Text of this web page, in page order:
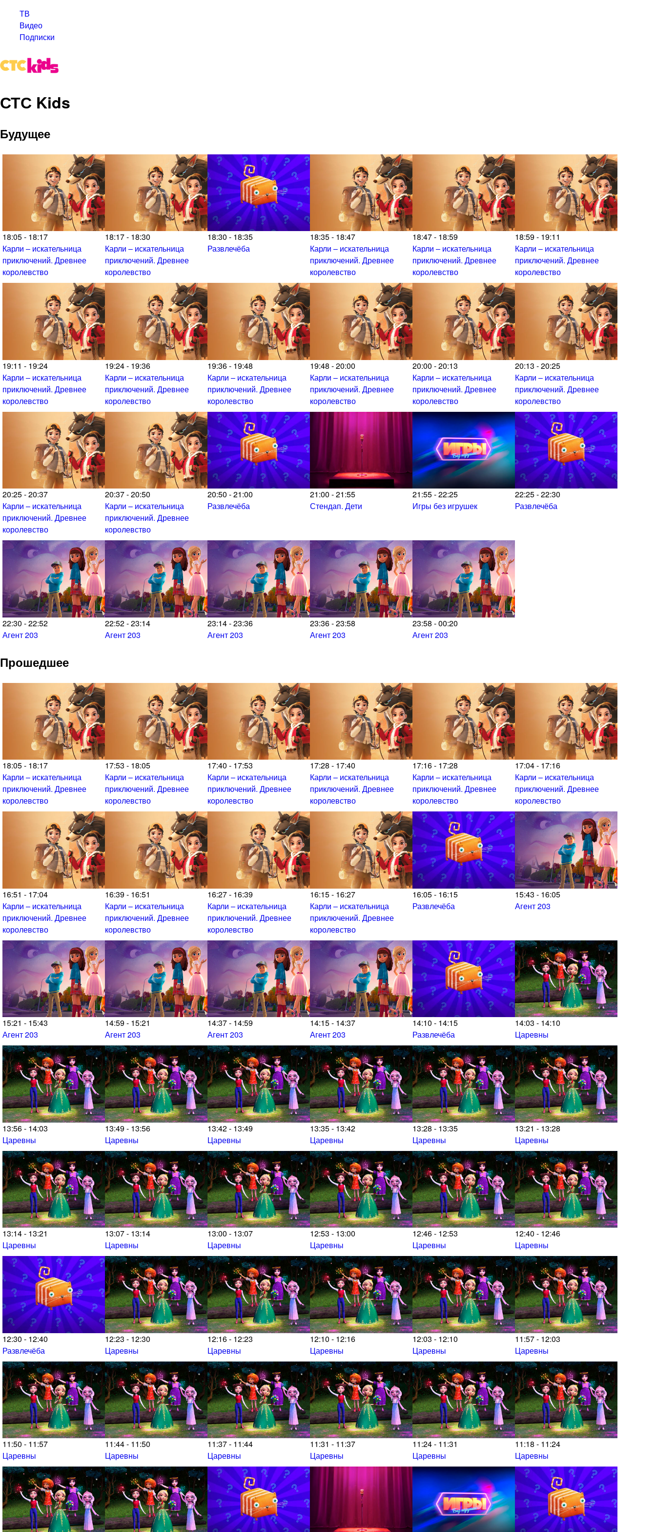
ТВ
Видео
Подписки
СТС Kids
Будущее
18:05 - 18:17
Карли – искательница
приключений. Древнее
королевство
18:17 - 18:30
Карли – искательница
приключений. Древнее
королевство
18:30 - 18:35
Развлечёба
18:35 - 18:47
Карли – искательница
приключений. Древнее
королевство
18:47 - 18:59
Карли – искательница
приключений. Древнее
королевство
18:59 - 19:11
Карли – искательница
приключений. Древнее
королевство
19:11 - 19:24
Карли – искательница
приключений. Древнее
королевство
19:24 - 19:36
Карли – искательница
приключений. Древнее
королевство
19:36 - 19:48
Карли – искательница
приключений. Древнее
королевство
19:48 - 20:00
Карли – искательница
приключений. Древнее
королевство
20:00 - 20:13
Карли – искательница
приключений. Древнее
королевство
20:13 - 20:25
Карли – искательница
приключений. Древнее
королевство
20:25 - 20:37
Карли – искательница
приключений. Древнее
королевство
20:37 - 20:50
Карли – искательница
приключений. Древнее
королевство
20:50 - 21:00
Развлечёба
21:00 - 21:55
Стендап. Дети
21:55 - 22:25
Игры без игрушек
22:25 - 22:30
Развлечёба
22:30 - 22:52
Агент 203
22:52 - 23:14
Агент 203
23:14 - 23:36
Агент 203
23:36 - 23:58
Агент 203
23:58 - 00:20
Агент 203
Прошедшее
18:05 - 18:17
Карли – искательница
приключений. Древнее
королевство
17:53 - 18:05
Карли – искательница
приключений. Древнее
королевство
17:40 - 17:53
Карли – искательница
приключений. Древнее
королевство
17:28 - 17:40
Карли – искательница
приключений. Древнее
королевство
17:16 - 17:28
Карли – искательница
приключений. Древнее
королевство
17:04 - 17:16
Карли – искательница
приключений. Древнее
королевство
16:51 - 17:04
Карли – искательница
приключений. Древнее
королевство
16:39 - 16:51
Карли – искательница
приключений. Древнее
королевство
16:27 - 16:39
Карли – искательница
приключений. Древнее
королевство
16:15 - 16:27
Карли – искательница
приключений. Древнее
королевство
16:05 - 16:15
Развлечёба
15:43 - 16:05
Агент 203
15:21 - 15:43
Агент 203
14:59 - 15:21
Агент 203
14:37 - 14:59
Агент 203
14:15 - 14:37
Агент 203
14:10 - 14:15
Развлечёба
14:03 - 14:10
Царевны
13:56 - 14:03
Царевны
13:49 - 13:56
Царевны
13:42 - 13:49
Царевны
13:35 - 13:42
Царевны
13:28 - 13:35
Царевны
13:21 - 13:28
Царевны
13:14 - 13:21
Царевны
13:07 - 13:14
Царевны
13:00 - 13:07
Царевны
12:53 - 13:00
Царевны
12:46 - 12:53
Царевны
12:40 - 12:46
Царевны
12:30 - 12:40
Развлечёба
12:23 - 12:30
Царевны
12:16 - 12:23
Царевны
12:10 - 12:16
Царевны
12:03 - 12:10
Царевны
11:57 - 12:03
Царевны
11:50 - 11:57
Царевны
11:44 - 11:50
Царевны
11:37 - 11:44
Царевны
11:31 - 11:37
Царевны
11:24 - 11:31
Царевны
11:18 - 11:24
Царевны